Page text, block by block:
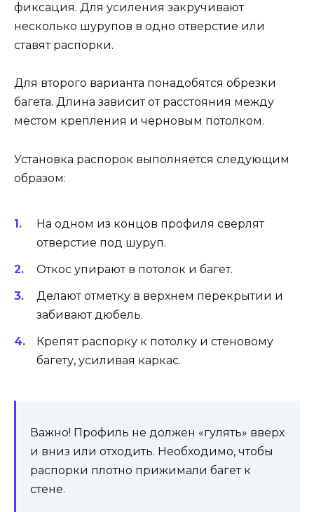
фиксация. Для усиления закручивают
несколько шурупов в одно отверстие или
ставят распорки.
Для второго варианта понадобятся обрезки
багета. Длина зависит от расстояния между
местом крепления и черновым потолком.
Установка распорок выполняется следующим
образом:
На одном из концов профиля сверлят
отверстие под шуруп.
Откос упирают в потолок и багет.
Делают отметку в верхнем перекрытии и
забивают дюбель.
Крепят распорку к потолку и стеновому
багету, усиливая каркас.
Важно! Профиль не должен «гулять» вверх
и вниз или отходить. Необходимо, чтобы
распорки плотно прижимали багет к
стене.